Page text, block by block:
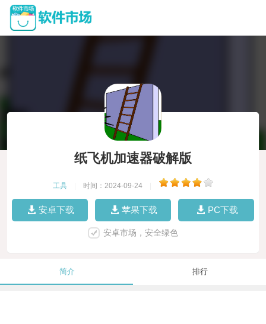
纸飞机加速器破解版
工具 时间：2024-09-24
安卓下载 苹果下载 PC下载
安卓市场，安全绿色
简介 排行